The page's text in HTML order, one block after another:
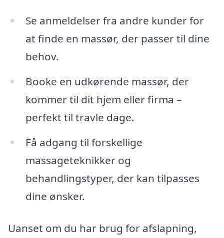
Se anmeldelser fra andre kunder for
at finde en massør, der passer til dine
behov.
Booke en udkørende massør, der
kommer til dit hjem eller firma –
perfekt til travle dage.
Få adgang til forskellige
massageteknikker og
behandlingstyper, der kan tilpasses
dine ønsker.
Uanset om du har brug for afslapning,